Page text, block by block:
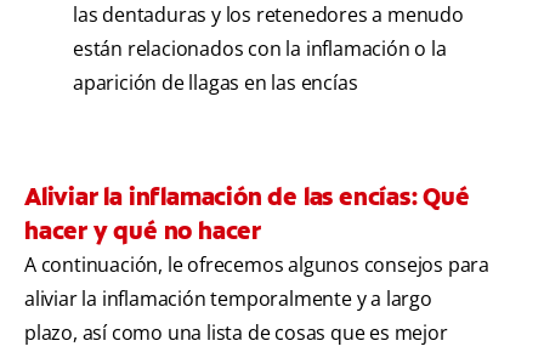
las dentaduras y los retenedores a menudo
están relacionados con la inflamación o la
aparición de llagas en las encías
Aliviar la inflamación de las encías: Qué
hacer y qué no hacer
A continuación, le ofrecemos algunos consejos para
aliviar la inflamación temporalmente y a largo
plazo, así como una lista de cosas que es mejor